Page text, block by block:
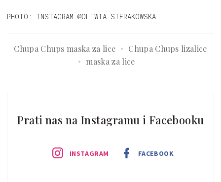
PHOTO: INSTAGRAM @OLIWIA.SIERAKOWSKA
Chupa Chups maska za lice
Chupa Chups lizalice
maska za lice
Prati nas na Instagramu i Facebooku
INSTAGRAM FACEBOOK